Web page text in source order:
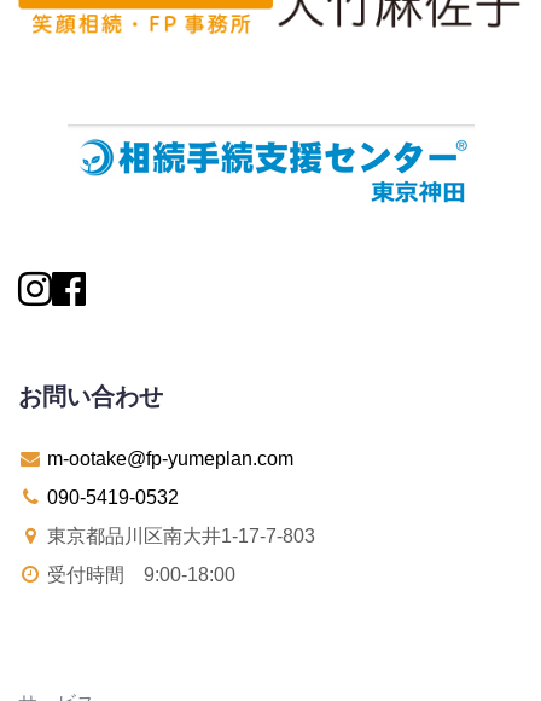
お問い合わせ
m-ootake@fp-yumeplan.com
090-5419-0532
東京都品川区南大井1-17-7-803
受付時間 9:00-18:00